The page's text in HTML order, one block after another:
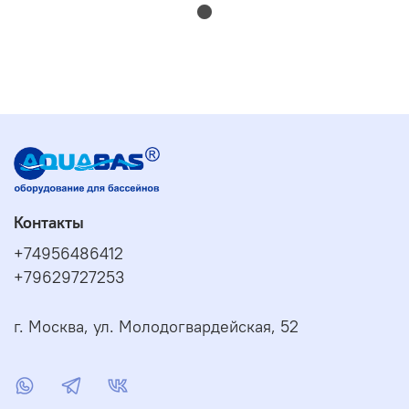
фильтрацией воды.
Подберите совместимую телескопическую штангу,
если она требуется.
за ручку.
Очистите нужную зону бассейна плавными
движениями.
После работы промойте аксессуар чистой водой.
прямого солнца.
длина рабочей части 25 см
Контакты
+74956486412
+79629727253
г. Москва, ул. Молодогвардейская, 52